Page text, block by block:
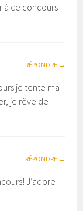
à ce concours
RÉPONDRE
je tente ma
je rêve de
RÉPONDRE
J’adore